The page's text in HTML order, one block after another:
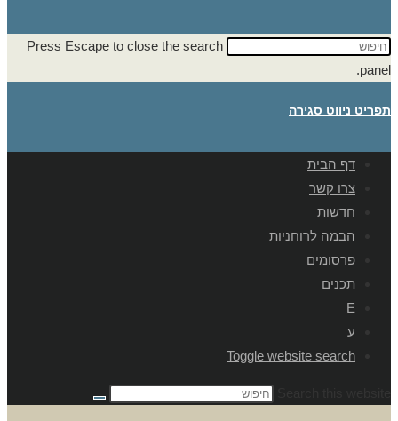
Press Escape to close the search
panel.
תפריט ניווט סגירה
דף הבית
צרו קשר
חדשות
הבמה לרוחניות
פרסומים
תכנים
E
ע
Toggle website search